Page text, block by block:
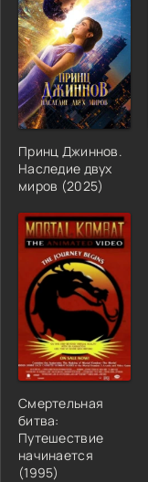
Принц Джиннов.
Наследие двух
миров (2025)
Смертельная
битва:
Путешествие
начинается
(1995)